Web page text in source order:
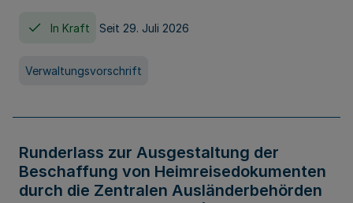
In Kraft Seit 29. Juli 2026
Verwaltungsvorschrift
Runderlass zur Ausgestaltung der
Beschaffung von Heimreisedokumenten
durch die Zentralen Ausländerbehörden